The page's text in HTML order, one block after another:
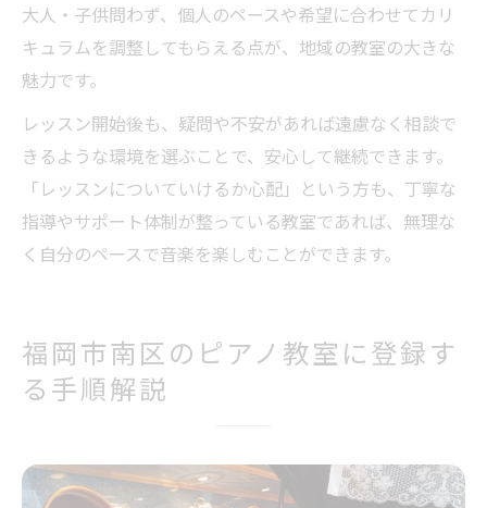
大人・子供問わず、個人のペースや希望に合わせてカリ
キュラムを調整してもらえる点が、地域の教室の大きな
魅力です。
レッスン開始後も、疑問や不安があれば遠慮なく相談で
きるような環境を選ぶことで、安心して継続できます。
「レッスンについていけるか心配」という方も、丁寧な
指導やサポート体制が整っている教室であれば、無理な
く自分のペースで音楽を楽しむことができます。
福岡市南区のピアノ教室に登録す
る手順解説